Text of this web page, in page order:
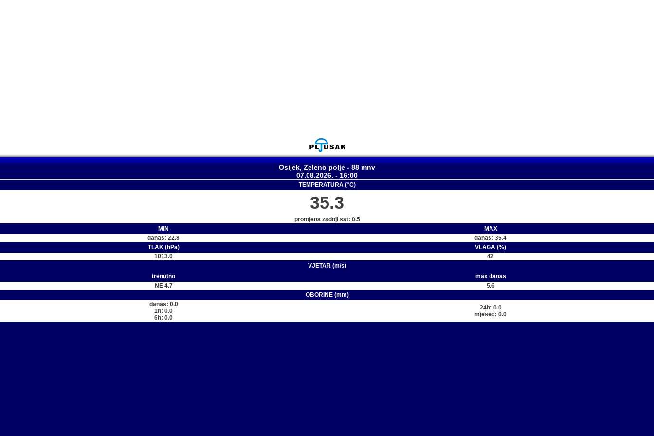
Osijek, Zeleno polje - 88 mnv
07.08.2026. - 16:00
TEMPERATURA (°C)
35.3
promjena zadnji sat: 0.5
MIN
MAX
danas: 22.8
danas: 35.4
TLAK (hPa)
VLAGA (%)
1013.0
42
VJETAR (m/s)
trenutno
max danas
NE 4.7
5.6
OBORINE (mm)
danas: 0.0
1h: 0.0
6h: 0.0
24h: 0.0
mjesec: 0.0